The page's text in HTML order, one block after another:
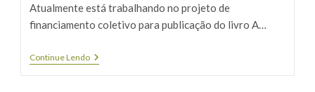
Atualmente está trabalhando no projeto de
financiamento coletivo para publicação do livro A…
Continue LendoResenha
Do